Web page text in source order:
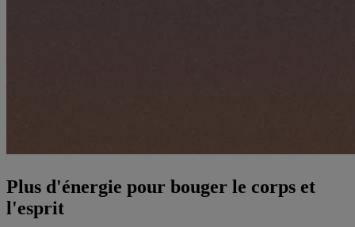
Plus d'énergie pour bouger le corps et
l'esprit